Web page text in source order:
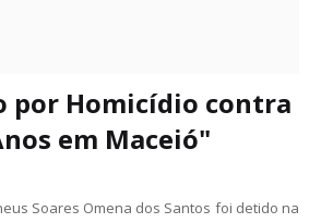
por Homicídio contra
em Maceió"
Soares Omena dos Santos foi detido na